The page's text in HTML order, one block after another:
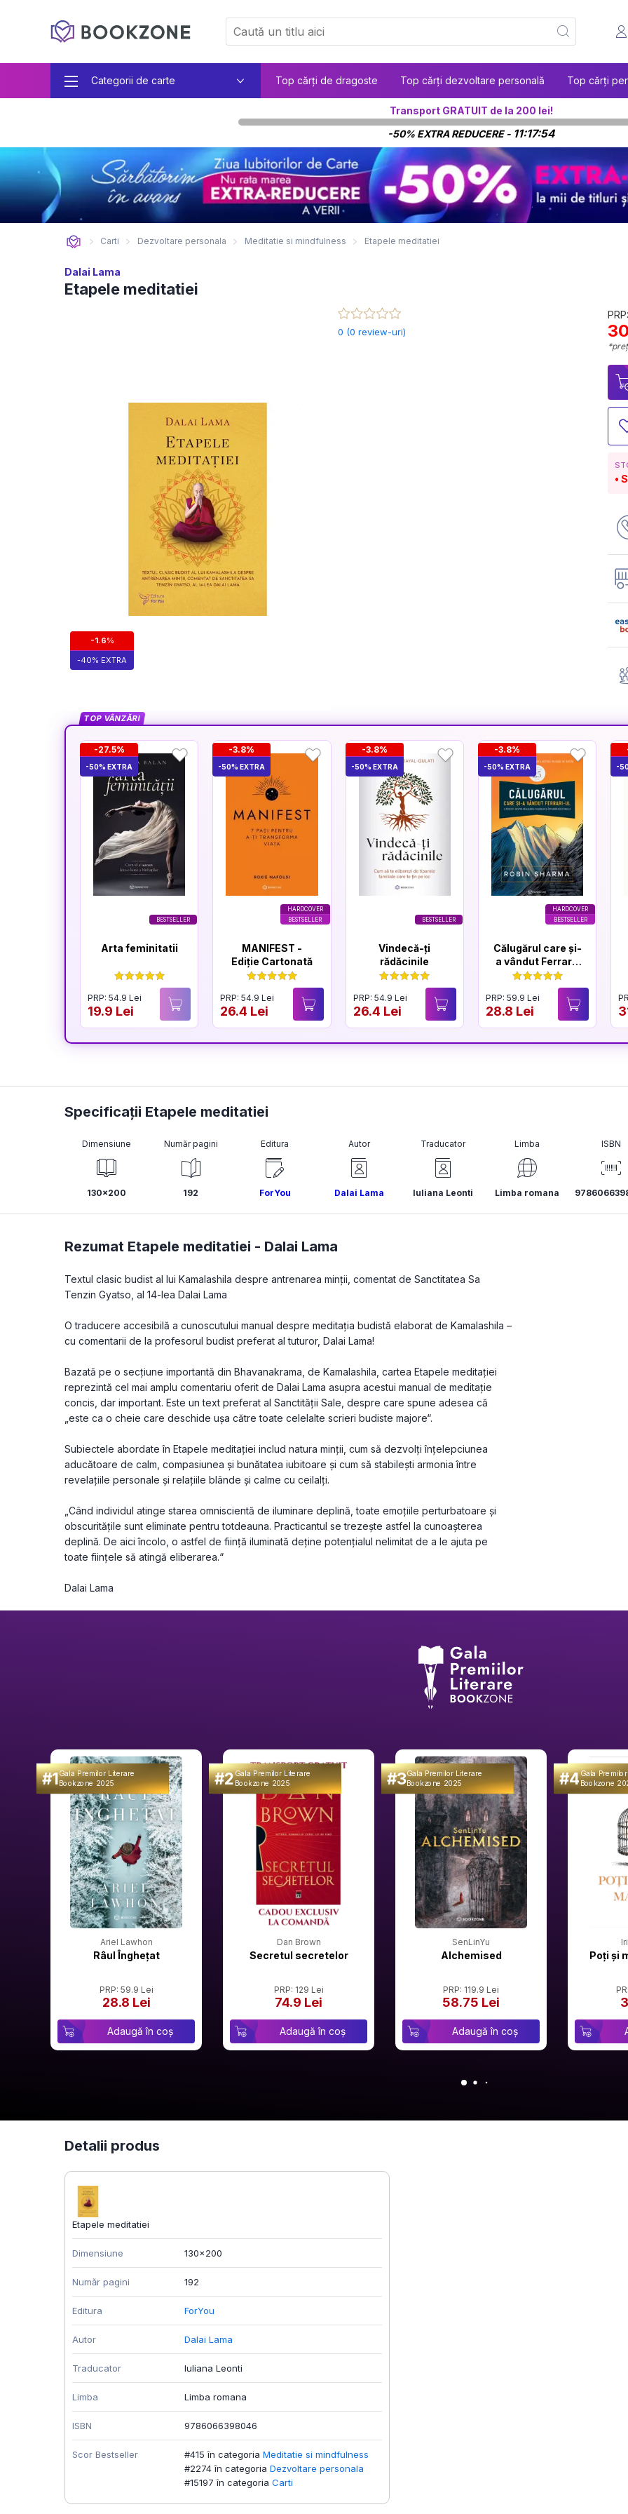
Categorii de carte Top cărți de dragoste Top cărți dezvoltare personală Top cărți
Transport GRATUIT de la 200 lei!
-50% EXTRA REDUCERE - 11:17:53
Carti Dezvoltare personala Meditatie si mindfulness Etapele meditatiei
Dalai Lama
Etapele meditatiei
-1.6%
-40% EXTRA
0 (0 review-uri)
TOP VÂNZĂRI
BESTSELLER
-27.5%
-50% EXTRA
Arta feminitatii
PRP: 54.9 Lei
19.9 Lei
HARDCOVER
BESTSELLER
-3.8%
-50% EXTRA
MANIFEST -
Ediție Cartonată
PRP: 54.9 Lei
26.4 Lei
BESTSELLER
-3.8%
-50% EXTRA
Vindecă-ți
rădăcinile
PRP: 54.9 Lei
26.4 Lei
HARDCOVER
BESTSELLER
-3.8%
-50% EXTRA
Călugărul care și-
a vândut Ferrari-
ul
PRP: 59.9 Lei
28.8 Lei
-
Specificații Etapele meditatiei
Dimensiune
130x200
Număr pagini
192
Editura
ForYou
Autor
Dalai Lama
Traducator
Iuliana Leonti
Limba
Limba romana
ISBN
Rezumat Etapele meditatiei - Dalai Lama
Textul clasic budist al lui Kamalashila despre antrenarea minții, comentat de Sanctitatea Sa
Tenzin Gyatso, al 14-lea Dalai Lama
O traducere accesibilă a cunoscutului manual despre meditația budistă elaborat de Kamalashila –
cu comentarii de la profesorul budist preferat al tuturor, Dalai Lama!
Bazată pe o secțiune importantă din Bhavanakrama, de Kamalashila, cartea Etapele meditației
reprezintă cel mai amplu comentariu oferit de Dalai Lama asupra acestui manual de meditație
concis, dar important. Este un text preferat al Sanctității Sale, despre care spune adesea că
„este ca o cheie care deschide ușa către toate celelalte scrieri budiste majore“.
Subiectele abordate în Etapele meditației includ natura minții, cum să dezvolți înțelepciunea
aducătoare de calm, compasiunea și bunătatea iubitoare și cum să stabilești armonia între
revelațiile personale și relațiile blânde și calme cu ceilalți.
„Când individul atinge starea omniscientă de iluminare deplină, toate emoțiile perturbatoare și
obscuritățile sunt eliminate pentru totdeauna. Practicantul se trezește astfel la cunoașterea
deplină. De aici încolo, o astfel de ființă iluminată deține potențialul nelimitat de a le ajuta pe
toate ființele să atingă eliberarea.“
Dalai Lama
#1Gala Premilor Literare
Bookzone 2025
Ariel Lawhon
Râul Înghețat
PRP: 59.9 Lei
28.8 Lei
Adaugă în coș
#2Gala Premilor Literare
Bookzone 2025
Dan Brown
Secretul secretelor
PRP: 129 Lei
74.9 Lei
Adaugă în coș
#3Gala Premilor Literare
Bookzone 2025
SenLinYu
Alchemised
PRP: 119.9 Lei
58.75 Lei
Adaugă în coș
#4Gala
Bookzone
Poți și
Detalii produs
Etapele meditatiei
Dimensiune 130x200
Număr pagini 192
Editura ForYou
Autor Dalai Lama
Traducator Iuliana Leonti
Limba Limba romana
ISBN 9786066398046
Scor Bestseller #415 în categoria Meditatie si mindfulness
#2274 în categoria Dezvoltare personala
#15197 în categoria Carti